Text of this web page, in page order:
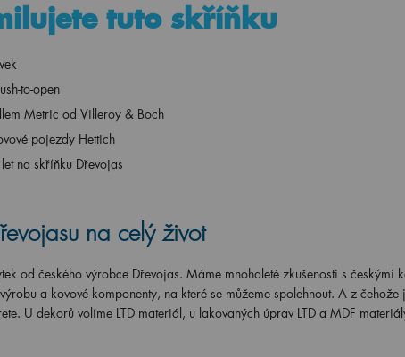
tuto skříňku
to-open
Metric od Villeroy & Boch
pojezdy Hettich
na skříňku Dřevojas
na celý život
od českého výrobce Dřevojas. Máme mnohaleté zkušenosti s českými
a kovové komponenty, na které se můžeme spolehnout. A z
U dekorů volíme LTD materiál, u lakovaných úprav LTD a MDF